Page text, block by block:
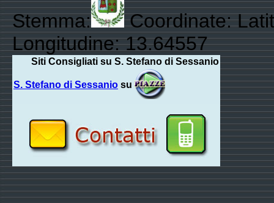
Stemma:
Coordinate:
Longitudine: 13.64557
Siti Consigliati su S. Stefano di Sessanio
S. Stefano di Sessanio su